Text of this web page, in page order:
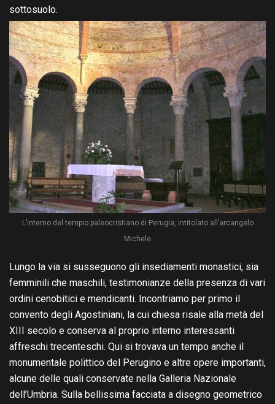
sottosuolo.
L’interno del tempio paleocristiano di Perugia, intitolato all’arcangelo
Michele
Lungo la via si susseguono gli insediamenti monastici, sia
femminili che maschili, testimonianze della presenza di vari
ordini cenobitici e mendicanti. Incontriamo per primo il
convento degli Agostiniani, la cui chiesa risale alla metà del
XIII secolo e conserva al proprio interno interessanti
affreschi trecenteschi. Qui si trovava un tempo anche il
monumentale polittico del Perugino e altre opere importanti,
alcune delle quali conservate nella Galleria Nazionale
dell’Umbria. Sulla bellissima facciata a disegno geometrico